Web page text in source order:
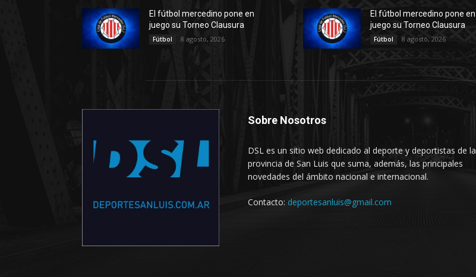
El fútbol mercedino pone en
juego su Torneo Clausura
Fútbol 8 agosto, 2026
El fútbol mercedino pone en
juego su Torneo Clausura
Fútbol 8 agosto, 2026
Sobre Nosotros
DSL es un sitio web dedicado al deporte y deportistas de la
provincia de San Luis que suma, además, las principales
novedades del ámbito nacional e internacional.
Contacto: deportesanluis@gmail.com